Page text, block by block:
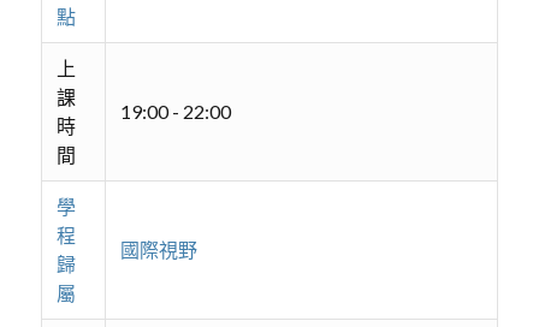
點
上
課
時
間
19:00 - 22:00
學
程
歸
屬
國際視野